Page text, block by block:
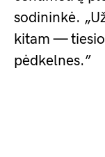
sodininkė.
kitam —
pėdkelnes.”